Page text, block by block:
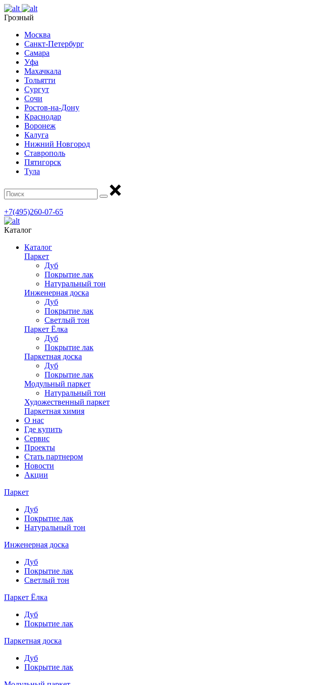
Грозный
Москва
Санкт-Петербург
Самара
Уфа
Махачкала
Тольятти
Сургут
Сочи
Ростов-на-Дону
Краснодар
Воронеж
Калуга
Нижний Новгород
Ставрополь
Пятигорск
Тула
+7(495)260-07-65
Каталог
Каталог
Паркет
Дуб
Покрытие лак
Натуральный тон
Инженерная доска
Дуб
Покрытие лак
Светлый тон
Паркет Ёлка
Дуб
Покрытие лак
Паркетная доска
Дуб
Покрытие лак
Модульный паркет
Натуральный тон
Художественный паркет
Паркетная химия
О нас
Где купить
Сервис
Проекты
Стать партнером
Новости
Акции
Паркет
Дуб
Покрытие лак
Натуральный тон
Инженерная доска
Дуб
Покрытие лак
Светлый тон
Паркет Ёлка
Дуб
Покрытие лак
Паркетная доска
Дуб
Покрытие лак